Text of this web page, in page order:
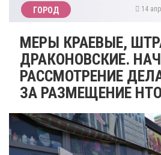
ГОРОД 14
МЕРЫ КРАЕВЫЕ,
ДРАКОНОВСКИЕ.
РАССМОТРЕНИЕ
ЗА РАЗМЕЩЕНИЕ НТО